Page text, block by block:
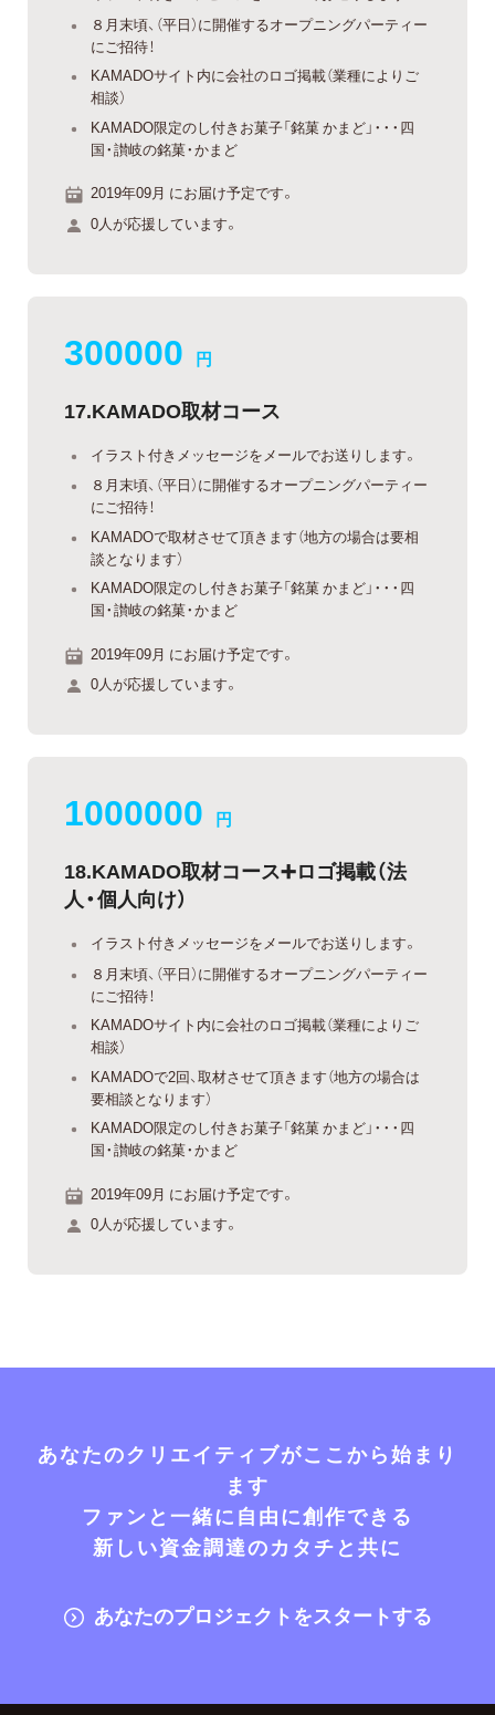
８月末頃、（平日）に開催するオープニングパーティー
にご招待！
KAMADOサイト内に会社のロゴ掲載（業種によりご
相談）
KAMADO限定のし付きお菓子「銘菓 かまど」・・・四
国・讃岐の銘菓・かまど
2019年09月 にお届け予定です。
0人が応援しています。
300000 円
17.KAMADO取材コース
イラスト付きメッセージをメールでお送りします。
８月末頃、（平日）に開催するオープニングパーティー
にご招待！
KAMADOで取材させて頂きます（地方の場合は要相
談となります）
KAMADO限定のし付きお菓子「銘菓 かまど」・・・四
国・讃岐の銘菓・かまど
2019年09月 にお届け予定です。
0人が応援しています。
1000000 円
18.KAMADO取材コース➕ロゴ掲載（法
人・個人向け）
イラスト付きメッセージをメールでお送りします。
８月末頃、（平日）に開催するオープニングパーティー
にご招待！
KAMADOサイト内に会社のロゴ掲載（業種によりご
相談）
KAMADOで2回、取材させて頂きます（地方の場合は
要相談となります）
KAMADO限定のし付きお菓子「銘菓 かまど」・・・四
国・讃岐の銘菓・かまど
2019年09月 にお届け予定です。
0人が応援しています。
あなたのクリエイティブがここから始まり
ます
ファンと一緒に自由に創作できる
新しい資金調達のカタチと共に
あなたのプロジェクトをスタートする